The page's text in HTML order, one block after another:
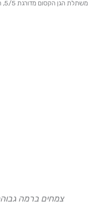
משתלת הגן הקסום מדורגת 5/5, הקשיבו ללקוחות המרוצים שלנו!
צמחים ברמה